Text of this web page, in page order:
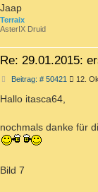
Jaap
Terraix
AsterIX Druid
Re: 29.01.2015:
Beitrag: # 50421 Beitrag
12.
Hallo itasca64,
nochmals danke für
Bild 7